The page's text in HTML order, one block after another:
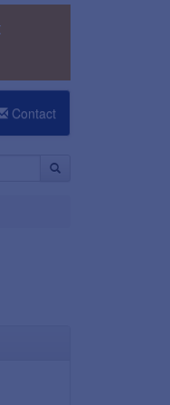
Contact